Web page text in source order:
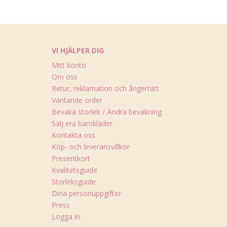
VI HJÄLPER DIG
Mitt konto
Om oss
Retur, reklamation och ångerrätt
Väntande order
Bevaka storlek / Ändra bevakning
Sälj era barnkläder
Kontakta oss
Köp- och leveransvillkor
Presentkort
Kvalitetsguide
Storleksguide
Dina personuppgifter
Press
Logga in